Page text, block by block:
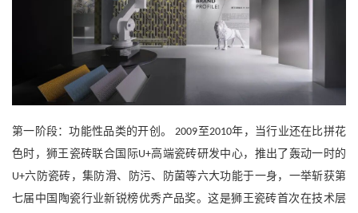
第一阶段：功能性品类的开创。 2009至2010年，当行业还在比拼花
色时，狮王瓷砖联合国际U+高端瓷砖研发中心，推出了轰动一时的
U+六防瓷砖，集防滑、防污、防菌等六大功能于一身，一举斩获第
七届中国陶瓷行业新锐榜优秀产品奖。这是狮王瓷砖首次在技术层